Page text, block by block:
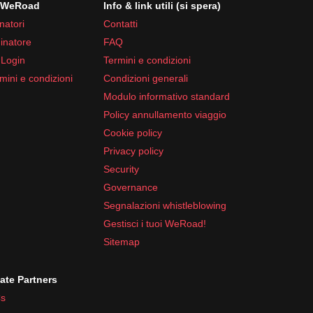
e condizioni
Info & link utili (si spera)
Contatti
FAQ
Termini e condizioni
Condizioni generali
Modulo informativo standard
Policy annullamento viaggio
Cookie policy
Privacy policy
Security
Governance
Segnalazioni whistleblowing
Gestisci i tuoi WeRoad!
Sitemap
Partners